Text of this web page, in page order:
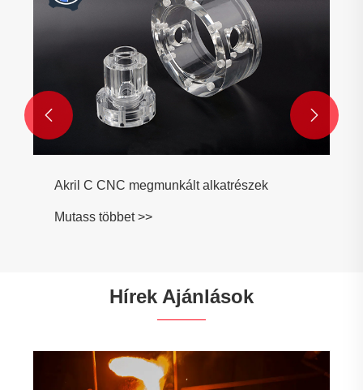
Fém CNC megmunkálási szolgáltatás
Mutass többet >>
 
Hírek Ajánlások